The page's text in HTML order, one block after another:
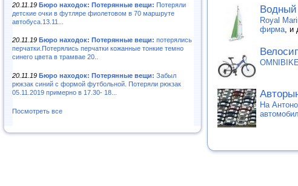
20.11.19 Бюро находок: Потерянные вещи: Потеряли
детские очки в футляре фиолетовом в 70 маршруте
автобуса.13.11...
20.11.19 Бюро находок: Потерянные вещи: потерялись
перчатки.Потерялись перчатки кожанные тонкие темно
синего цвета в трамвае 20..
20.11.19 Бюро находок: Потерянные вещи: Забыл
рюкзак синий с формой футбольной. Потеряли рюкзак
05.11.2019 примерно в 17.30- 18...
Посмотреть все
Водный
Royal
фирма, и
На